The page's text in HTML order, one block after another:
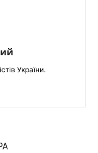
України.